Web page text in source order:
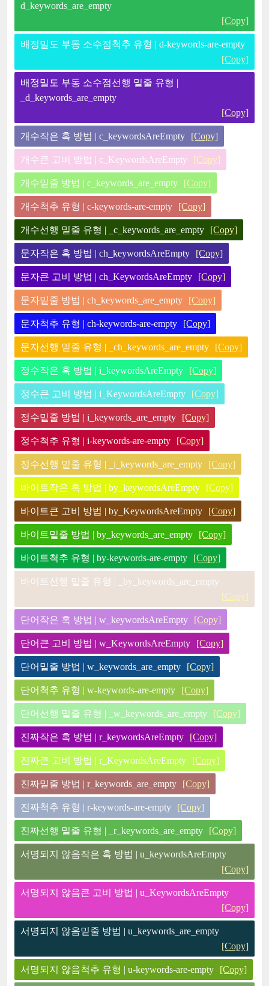
d_keywords_are_empty
[Copy]
배정밀도 부동 소수점척추 유형 | d-keywords-are-empty
[Copy]
배정밀도 부동 소수점선행 밑줄 유형 |
_d_keywords_are_empty
[Copy]
개수작은 혹 방법 | c_keywordsAreEmpty [Copy]
개수큰 고비 방법 | c_KeywordsAreEmpty [Copy]
개수밑줄 방법 | c_keywords_are_empty [Copy]
개수척추 유형 | c-keywords-are-empty [Copy]
개수선행 밑줄 유형 | _c_keywords_are_empty [Copy]
문자작은 혹 방법 | ch_keywordsAreEmpty [Copy]
문자큰 고비 방법 | ch_KeywordsAreEmpty [Copy]
문자밑줄 방법 | ch_keywords_are_empty [Copy]
문자척추 유형 | ch-keywords-are-empty [Copy]
문자선행 밑줄 유형 | _ch_keywords_are_empty [Copy]
정수작은 혹 방법 | i_keywordsAreEmpty [Copy]
정수큰 고비 방법 | i_KeywordsAreEmpty [Copy]
정수밑줄 방법 | i_keywords_are_empty [Copy]
정수척추 유형 | i-keywords-are-empty [Copy]
정수선행 밑줄 유형 | _i_keywords_are_empty [Copy]
바이트작은 혹 방법 | by_keywordsAreEmpty [Copy]
바이트큰 고비 방법 | by_KeywordsAreEmpty [Copy]
바이트밑줄 방법 | by_keywords_are_empty [Copy]
바이트척추 유형 | by-keywords-are-empty [Copy]
바이트선행 밑줄 유형 | _by_keywords_are_empty
[Copy]
단어작은 혹 방법 | w_keywordsAreEmpty [Copy]
단어큰 고비 방법 | w_KeywordsAreEmpty [Copy]
단어밑줄 방법 | w_keywords_are_empty [Copy]
단어척추 유형 | w-keywords-are-empty [Copy]
단어선행 밑줄 유형 | _w_keywords_are_empty [Copy]
진짜작은 혹 방법 | r_keywordsAreEmpty [Copy]
진짜큰 고비 방법 | r_KeywordsAreEmpty [Copy]
진짜밑줄 방법 | r_keywords_are_empty [Copy]
진짜척추 유형 | r-keywords-are-empty [Copy]
진짜선행 밑줄 유형 | _r_keywords_are_empty [Copy]
서명되지 않음작은 혹 방법 | u_keywordsAreEmpty
[Copy]
서명되지 않음큰 고비 방법 | u_KeywordsAreEmpty
[Copy]
서명되지 않음밑줄 방법 | u_keywords_are_empty
[Copy]
서명되지 않음척추 유형 | u-keywords-are-empty [Copy]